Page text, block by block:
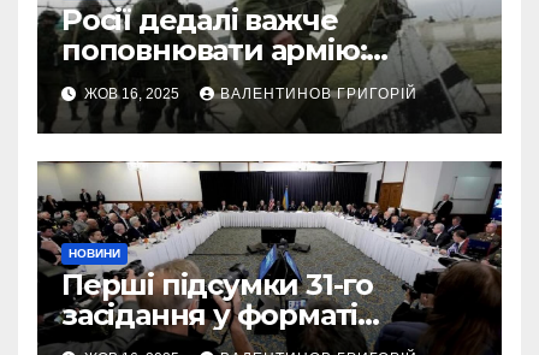
Росії дедалі важче
поповнювати армію:
військовий пояснив
приховані причини
ЖОВ 16, 2025 ВАЛЕНТИНОВ ГРИГОРІЙ
НОВИНИ
Перші підсумки 31-го
засідання у форматі
“Рамштайн”: що